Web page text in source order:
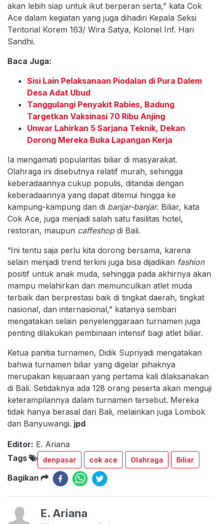
akan lebih siap untuk ikut berperan serta,” kata Cok
Ace dalam kegiatan yang juga dihadiri Kepala Seksi
Teritorial Korem 163/ Wira Satya, Kolonel Inf. Hari
Sandhi.
Baca Juga:
Sisi Lain Pelaksanaan Piodalan di Pura Dalem
Desa Adat Ubud
Tanggulangi Penyakit Rabies, Badung
Targetkan Vaksinasi 70 Ribu Anjing
Unwar Lahirkan 5 Sarjana Teknik, Dekan
Dorong Mereka Buka Lapangan Kerja
Ia mengamati popularitas biliar di masyarakat.
Olahraga ini disebutnya relatif murah, sehingga
keberadaannya cukup populis, ditandai dengan
keberadaannya yang dapat ditemui hingga ke
kampung-kampung dan di banjar-banjar. Biliar, kata
Cok Ace, juga menjadi salah satu fasilitas hotel,
restoran, maupun caffeshopdi Bali.
“Ini tentu saja perlu kita dorong bersama, karena
selain menjadi trend terkini juga bisa dijadikan fashion
positif untuk anak muda, sehingga pada akhirnya akan
mampu melahirkan dan memunculkan atlet muda
terbaik dan berprestasi baik di tingkat daerah, tingkat
nasional, dan internasional,” katanya sembari
mengatakan selain penyelenggaraan turnamen juga
penting dilakukan pembinaan intensif bagi atlet biliar.
Ketua panitia turnamen, Didik Supriyadi mengatakan
bahwa turnamen biliar yang digelar pihaknya
merupakan kejuaraan yang pertama kali dilaksanakan
di Bali. Setidaknya ada 128 orang peserta akan menguji
keterampilannya dalam turnamen tersebut. Mereka
tidak hanya berasal dari Bali, melainkan juga Lombok
dan Banyuwangi. jpd
Editor: E. Ariana
Tags
denpasar cok ace Olahraga Biliar
Bagikan
E. Ariana